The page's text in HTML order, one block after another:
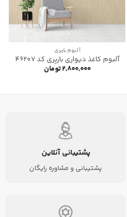
آلبوم باربری
آلبوم کاغذ دیواری باربِری کد 46207
۲,۸۰۰,۰۰۰تومان
پشتیبانی آنلاین
پشتیبانی و مشاوره رایگان